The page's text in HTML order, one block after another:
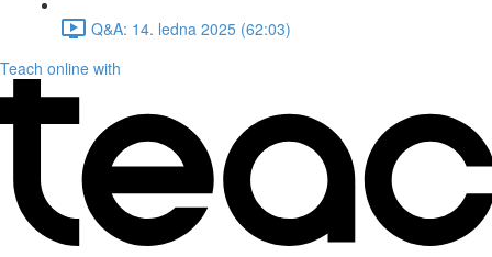
Q&A: 14. ledna 2025 (62:03)
Teach online with